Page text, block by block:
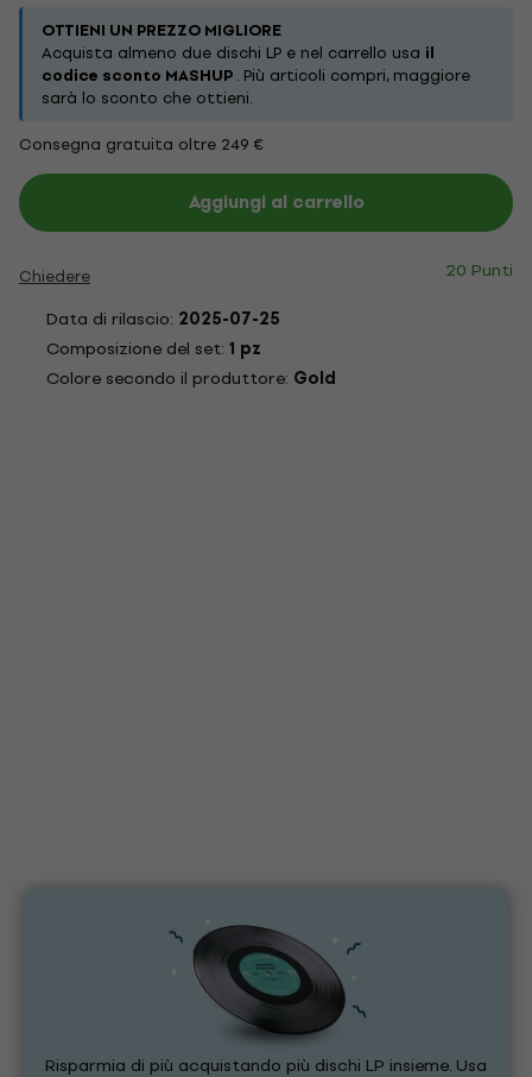
OTTIENI UN PREZZO MIGLIORE
Acquista almeno due dischi LP e nel carrello usa il
codice sconto MASHUP. Più articoli compri, maggiore
sarà lo sconto che ottieni.
Consegna gratuita oltre 249 €
Aggiungi al carrello
Chiedere
20 Punti
Data di rilascio: 2025-07-25
Composizione del set: 1 pz
Colore secondo il produttore: Gold
Risparmia di più acquistando più dischi LP insieme. Usa